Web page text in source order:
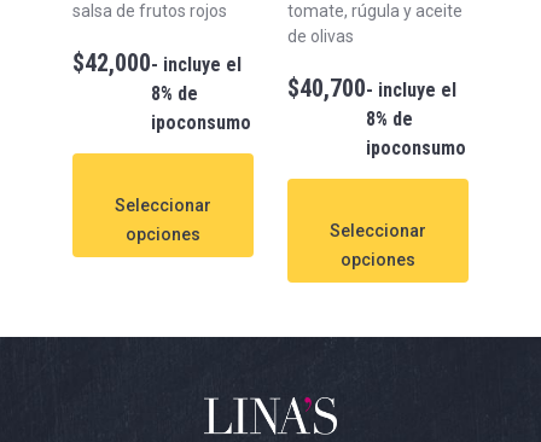
salsa de frutos rojos
$42,000- incluye el
8% de
ipoconsumo
Seleccionar
opciones
tomate, rúgula y aceite
de olivas
$40,700- incluye el
8% de
ipoconsumo
Seleccionar
opciones